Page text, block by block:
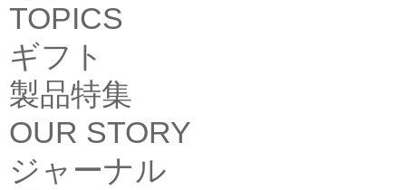
TOPICS
ギフト
製品特集
OUR STORY
ジャーナル